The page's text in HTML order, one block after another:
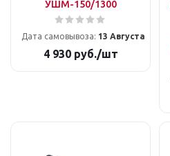
УШМ-150/1300
Дата самовывоза: 13 Августа
4 930руб./шт